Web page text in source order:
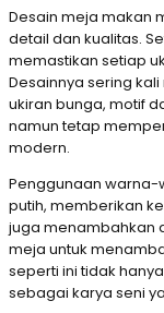
Desain meja makan
detail dan kualitas.
memastikan setiap
Desainnya sering
ukiran bunga, motif
namun tetap
modern.
Penggunaan warna-
putih, memberikan
juga menambahkan
meja untuk
seperti ini tidak
sebagai karya seni